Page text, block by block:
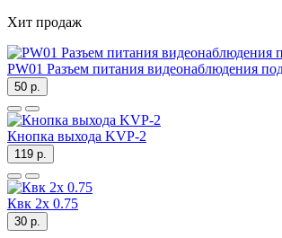
Хит продаж
PW01 Разъем питания видеонаблюдения
50 р.
Кнопка выхода KVP-2
119 р.
Квк 2х 0.75
30 р.